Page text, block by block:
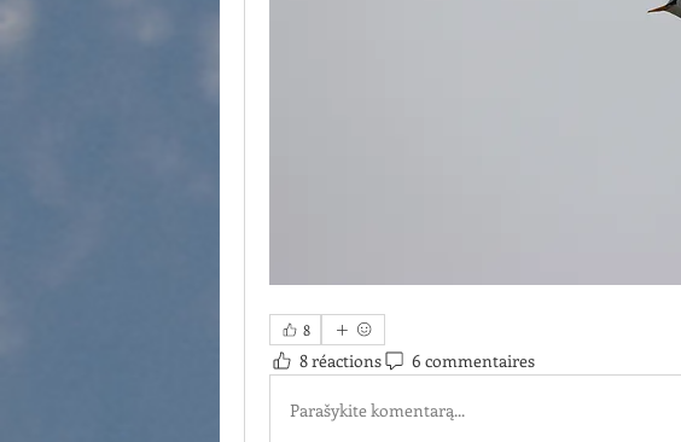
8
8 réactions 6 commentaires
Parašykite komentarą...